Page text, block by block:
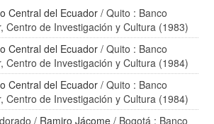
Central del Ecuador/ Quito : Banco
Centro de Investigación y Cultura (1983)
Central del Ecuador/ Quito : Banco
Centro de Investigación y Cultura (1984)
Central del Ecuador/ Quito : Banco
Centro de Investigación y Cultura (1984)
/ Ramiro Jácome / Bogotá : Banco